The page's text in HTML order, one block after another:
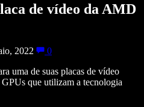
de vídeo da AMD
2022
0
uma de suas placas de vídeo
que utilizam a tecnologia